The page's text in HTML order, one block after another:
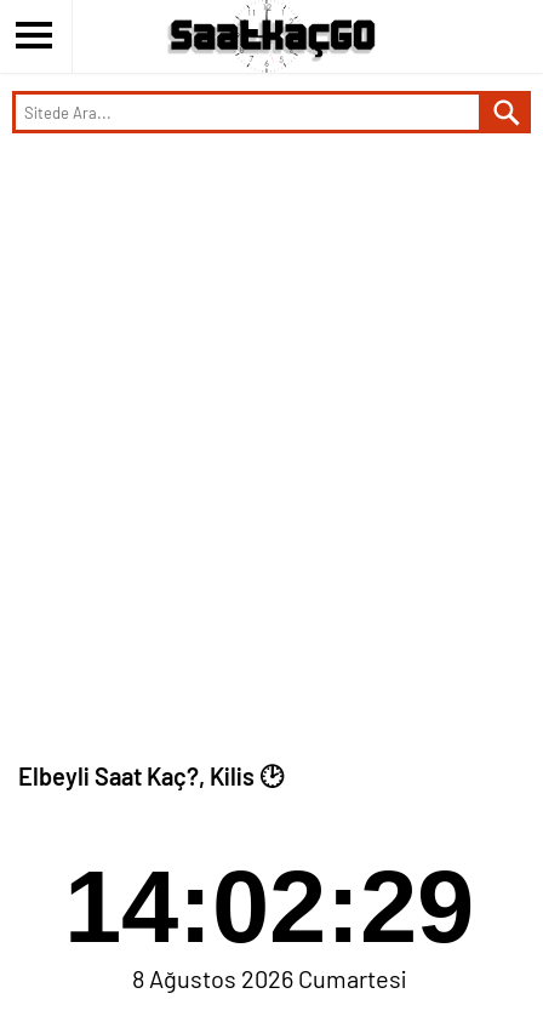
Elbeyli Saat Kaç?, Kilis 🕑
14:02:29
8 Ağustos 2026 Cumartesi